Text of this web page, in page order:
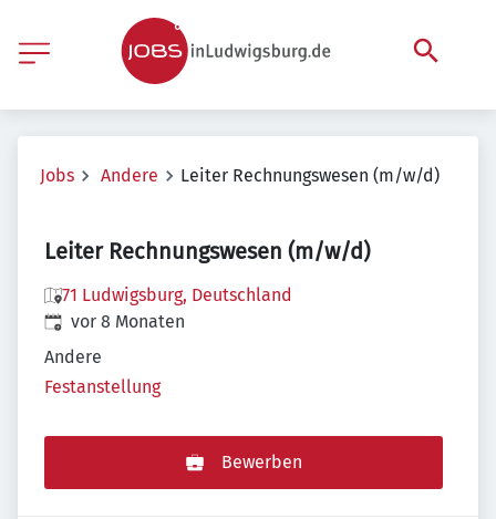
Jobs Andere Leiter Rechnungswesen (m/w/d)
Leiter Rechnungswesen (m/w/d)
71 Ludwigsburg, Deutschland
Veröffentlicht:
vor 8 Monaten
Andere
Festanstellung
Bewerben